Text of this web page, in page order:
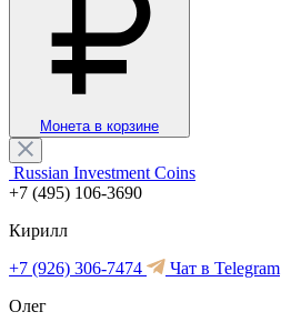
Монета в корзине
Russian Investment Coins
+7 (495) 106-3690
Кирилл
+7 (926) 306-7474
Чат в Telegram
Олег